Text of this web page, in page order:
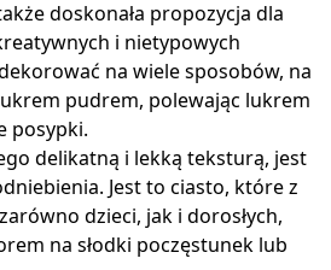
doskonała propozycja dla
i nietypowych
na wiele sposobów, na
pudrem, polewając lukrem
posypki.
delikatną i lekką teksturą, jest
Jest to ciasto, które z
dzieci, jak i dorosłych,
na słodki poczęstunek lub